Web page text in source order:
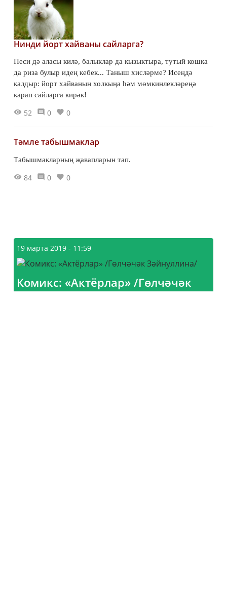
Нинди йорт хайваны сайларга?
Песи дә аласы килә, балыклар да кызыктыра, тутый кошка
да риза булыр идең кебек... Таныш хисләрме? Исеңдә
калдыр: йорт хайванын холкыңа һәм мөмкинлекләреңә
карап сайларга кирәк!
52 0 0
Тәмле табышмаклар
Табышмакларның җавапларын тап.
84 0 0
19 марта 2019 - 11:59
Комикс: «Актёрлар» /Гөлчәчәк
Зәйнуллина/